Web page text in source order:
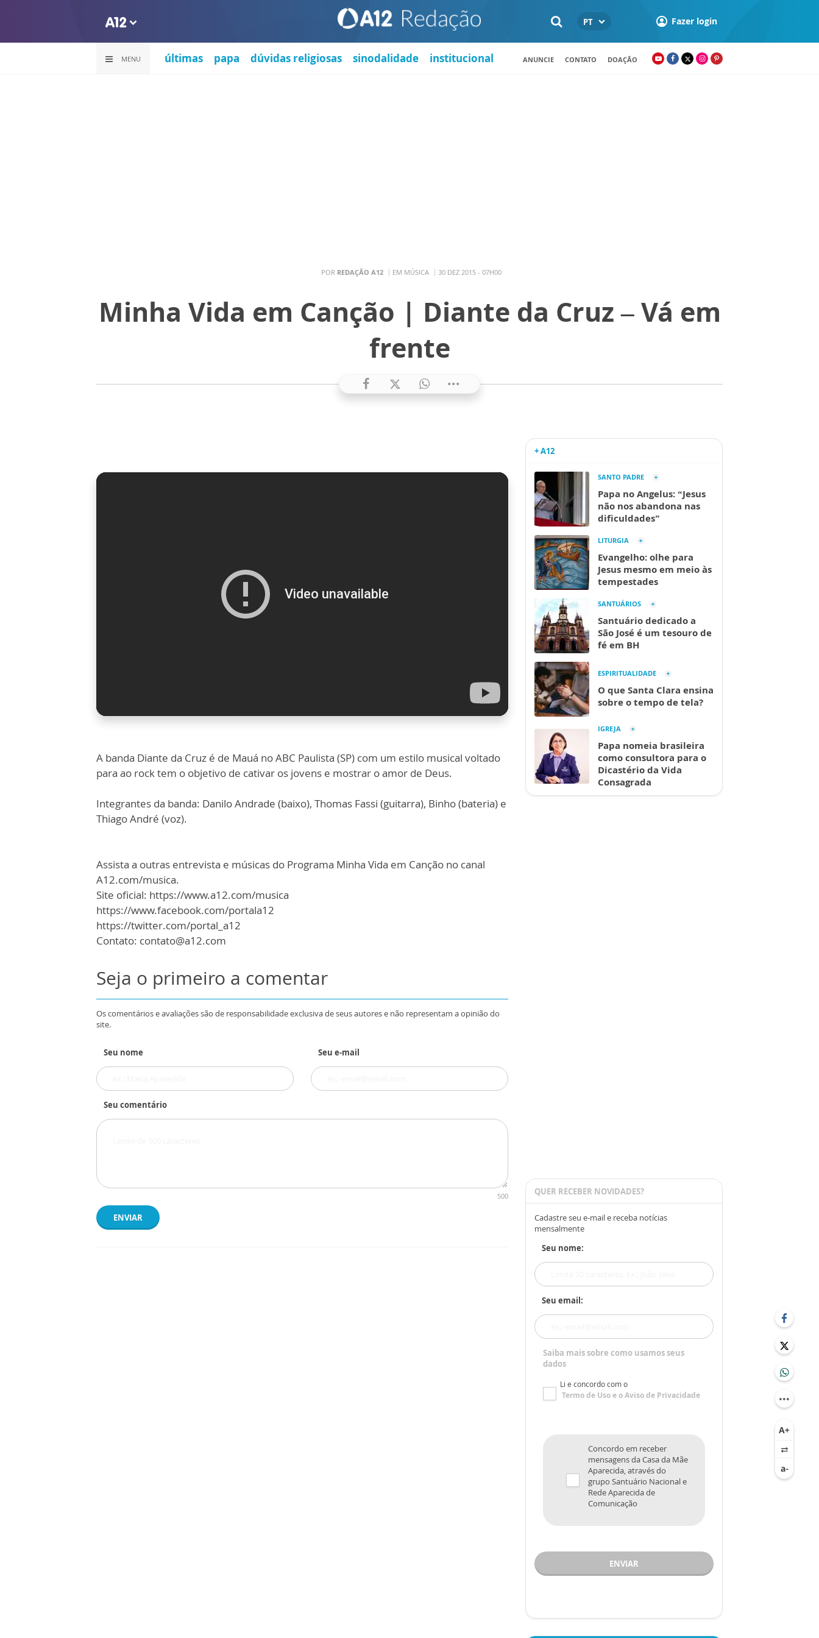
PT Fazer login
MENU últimas papa dúvidas religiosas sinodalidade institucional ANUNCIE CONTATO DOAÇÃO
POR REDAÇÃO A12 EM MÚSICA 30 DEZ 2015 - 07H00
Minha Vida em Canção | Diante da Cruz – Vá em
frente
A banda Diante da Cruz é de Mauá no ABC Paulista (SP) com um estilo musical voltado
para ao rock tem o objetivo de cativar os jovens e mostrar o amor de Deus.
Integrantes da banda: Danilo Andrade (baixo), Thomas Fassi (guitarra), Binho (bateria) e
Thiago André (voz).
Assista a outras entrevista e músicas do Programa Minha Vida em Canção no canal
A12.com/musica.
Site oficial: https://www.a12.com/musica
https://www.facebook.com/portala12
https://twitter.com/portal_a12
Contato: contato@a12.com
Seja o primeiro a comentar
Os comentários e avaliações são de responsabilidade exclusiva de seus autores e não representam a opinião do
site.
Seu nome Seu e-mail
Seu comentário
500
ENVIAR
+ A12
SANTO PADRE
Papa no Angelus: “Jesus
não nos abandona nas
dificuldades”
LITURGIA
Evangelho: olhe para
Jesus mesmo em meio às
tempestades
SANTUÁRIOS
Santuário dedicado a
São José é um tesouro de
fé em BH
ESPIRITUALIDADE
O que Santa Clara ensina
sobre o tempo de tela?
IGREJA
Papa nomeia brasileira
como consultora para o
Dicastério da Vida
Consagrada
QUER RECEBER NOVIDADES?
Cadastre seu e-mail e receba notícias
mensalmente
Seu nome:
Seu email:
Saiba mais sobre como usamos seus
dados
Li e concordo com o
Termo de Usoe oAviso de Privacidade
Concordo em receber
mensagens da Casa da Mãe
Aparecida, através do
grupo Santuário Nacional e
Rede Aparecida de
Comunicação
ENVIAR